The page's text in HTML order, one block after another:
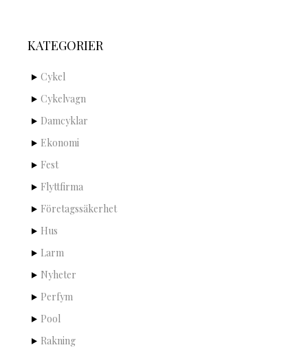
KATEGORIER
Cykel
Cykelvagn
Damcyklar
Ekonomi
Fest
Flyttfirma
Företagssäkerhet
Hus
Larm
Nyheter
Perfym
Pool
Rakning